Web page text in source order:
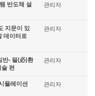
반도체 설
관리자
지문이 있
데이터로
관리자
반- 필(必)환
편
관리자
뮬레이션
관리자